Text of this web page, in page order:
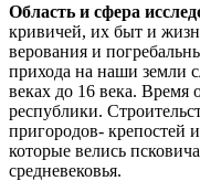
Область и сфера
кривичей, их быт и
верования и
прихода на наши земли
веках до 16 века. Время
республики.
пригородов- крепостей
которые велись
средневековья.